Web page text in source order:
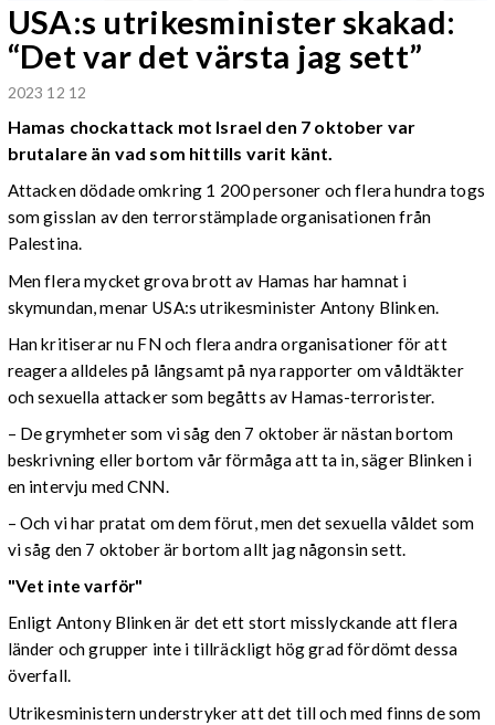
USA:s utrikesminister skakad:
“Det var det värsta jag sett”
2023 12 12
Hamas chockattack mot Israel den 7 oktober var
brutalare än vad som hittills varit känt.
Attacken dödade omkring 1 200 personer och flera hundra togs
som gisslan av den terrorstämplade organisationen från
Palestina.
Men flera mycket grova brott av Hamas har hamnat i
skymundan, menar USA:s utrikesminister Antony Blinken.
Han kritiserar nu FN och flera andra organisationer för att
reagera alldeles på långsamt på nya rapporter om våldtäkter
och sexuella attacker som begåtts av Hamas-terrorister.
– De grymheter som vi såg den 7 oktober är nästan bortom
beskrivning eller bortom vår förmåga att ta in, säger Blinken i
en intervju med CNN.
– Och vi har pratat om dem förut, men det sexuella våldet som
vi såg den 7 oktober är bortom allt jag någonsin sett.
"Vet inte varför"
Enligt Antony Blinken är det ett stort misslyckande att flera
länder och grupper inte i tillräckligt hög grad fördömt dessa
överfall.
Utrikesministern understryker att det till och med finns de som